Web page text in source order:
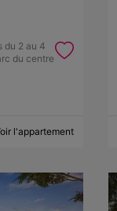
du 2 au 4
du centre
l'appartement